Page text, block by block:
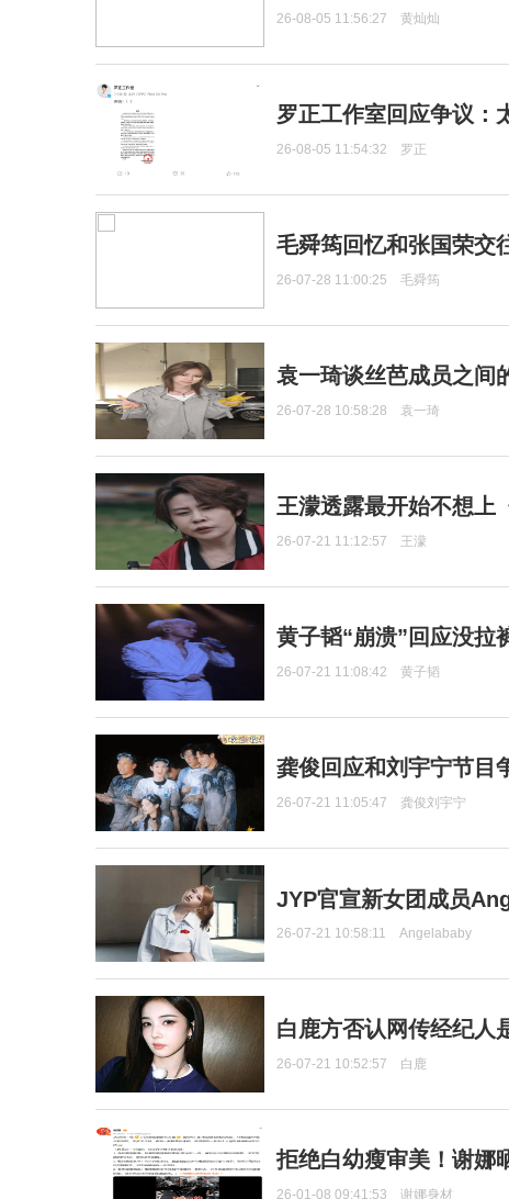
26-08-05 11:56:27 黄灿灿
罗正工作室回应争议：
26-08-05 11:54:32 罗正
毛舜筠回忆和张国荣交
26-07-28 11:00:25 毛舜筠
袁一琦谈丝芭成员之间
26-07-28 10:58:28 袁一琦
王濛透露最开始不想上
26-07-21 11:12:57 王濛
黄子韬“崩溃”回应没拉
26-07-21 11:08:42 黄子韬
龚俊回应和刘宇宁节目
26-07-21 11:05:47 龚俊刘宇宁
JYP官宣新女团成员
26-07-21 10:58:11 Angelababy
白鹿方否认网传经纪人
26-07-21 10:52:57 白鹿
拒绝白幼瘦审美！谢娜
26-01-08 09:41:53 谢娜身材